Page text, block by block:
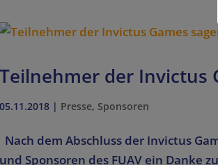
Teilnehmer der Invictus
05.11.2018 | Presse,Sponsoren
Nach dem Abschluss der Invictus
und Sponsoren des FUAV ein Danke